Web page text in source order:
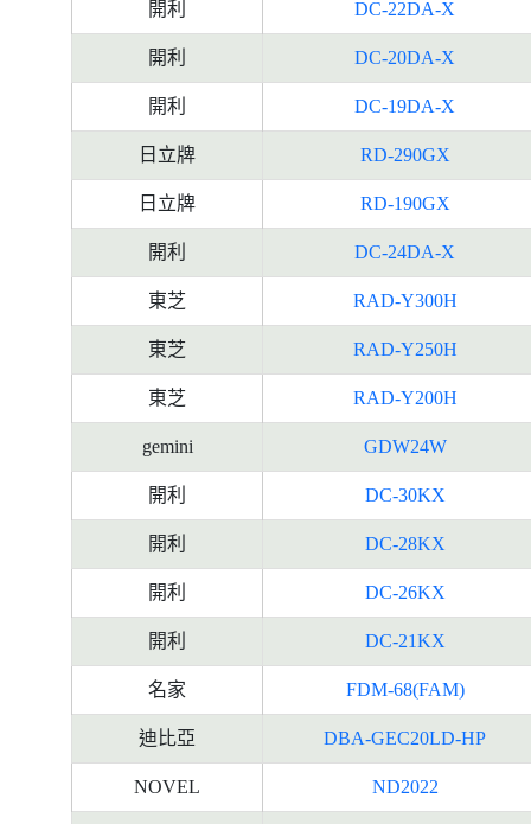
開利 DC-22DA-X
開利 DC-20DA-X
開利 DC-19DA-X
日立牌 RD-290GX
日立牌 RD-190GX
開利 DC-24DA-X
東芝 RAD-Y300H
東芝 RAD-Y250H
東芝 RAD-Y200H
gemini GDW24W
開利 DC-30KX
開利 DC-28KX
開利 DC-26KX
開利 DC-21KX
名家 FDM-68(FAM)
迪比亞 DBA-GEC20LD-HP
NOVEL ND2022